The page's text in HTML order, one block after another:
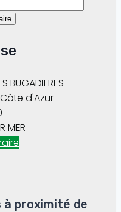
BUGADIERES
MER
d'Azur
proximité de